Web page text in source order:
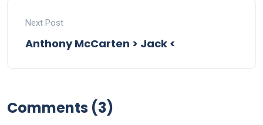
Next Post
Anthony McCarten > Jack <
Comments (3)